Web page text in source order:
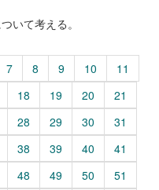
いて考える。
7 8 9 10
11
18 19 20
21
28 29 30
31
38 39 40
41
48 49 50
51